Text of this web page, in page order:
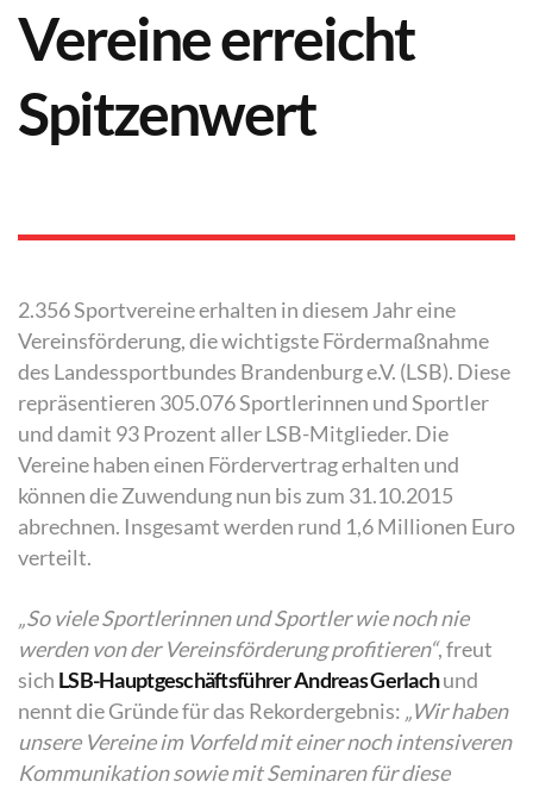
Vereine erreicht
Spitzenwert
2.356 Sportvereine erhalten in diesem Jahr eine
Vereinsförderung, die wichtigste Fördermaßnahme
des Landessportbundes Brandenburg e.V. (LSB). Diese
repräsentieren 305.076 Sportlerinnen und Sportler
und damit 93 Prozent aller LSB-Mitglieder. Die
Vereine haben einen Fördervertrag erhalten und
können die Zuwendung nun bis zum 31.10.2015
abrechnen. Insgesamt werden rund 1,6 Millionen Euro
verteilt.
„So viele Sportlerinnen und Sportler wie noch nie
werden von der Vereinsförderung profitieren“, freut
sich LSB-Hauptgeschäftsführer Andreas Gerlachund
nennt die Gründe für das Rekordergebnis: „Wir haben
unsere Vereine im Vorfeld mit einer noch intensiveren
Kommunikation sowie mit Seminaren für diese